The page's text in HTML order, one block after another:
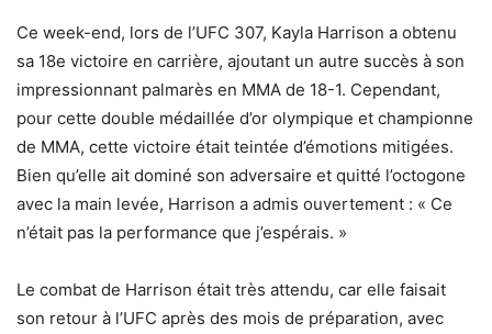
Ce week-end, lors de l’UFC 307, Kayla Harrison a obtenu
sa 18e victoire en carrière, ajoutant un autre succès à son
impressionnant palmarès en MMA de 18-1. Cependant,
pour cette double médaillée d’or olympique et championne
de MMA, cette victoire était teintée d’émotions mitigées.
Bien qu’elle ait dominé son adversaire et quitté l’octogone
avec la main levée, Harrison a admis ouvertement : « Ce
n’était pas la performance que j’espérais. »
Le combat de Harrison était très attendu, car elle faisait
son retour à l’UFC après des mois de préparation, avec